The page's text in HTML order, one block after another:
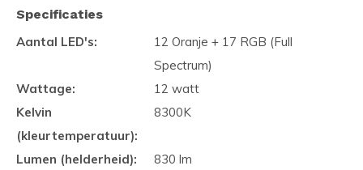
Specificaties
Aantal LED's:
12 Oranje + 17 RGB (Full
Spectrum)
Wattage:
12 watt
Kelvin
(kleurtemperatuur):
8300K
Lumen (helderheid):
830 lm